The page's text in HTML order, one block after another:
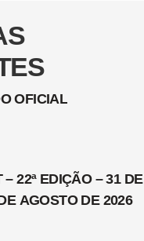
OFICIAL
22ª EDIÇÃO – 31 DE
AGOSTO DE 2026